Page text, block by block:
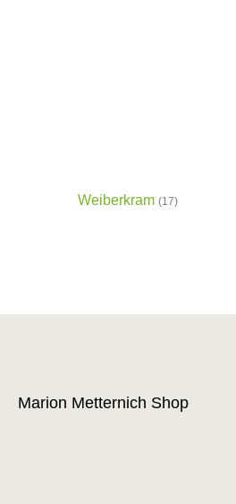
Weiberkram (17)
Marion Metternich Shop